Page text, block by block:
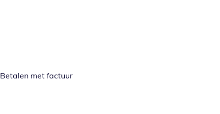
Betalen met factuur